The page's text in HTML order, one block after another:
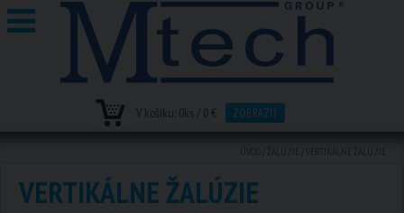
V košíku: 0ks / 0 € ZOBRAZIŤ
VERTIKÁLNE ŽALÚZIE